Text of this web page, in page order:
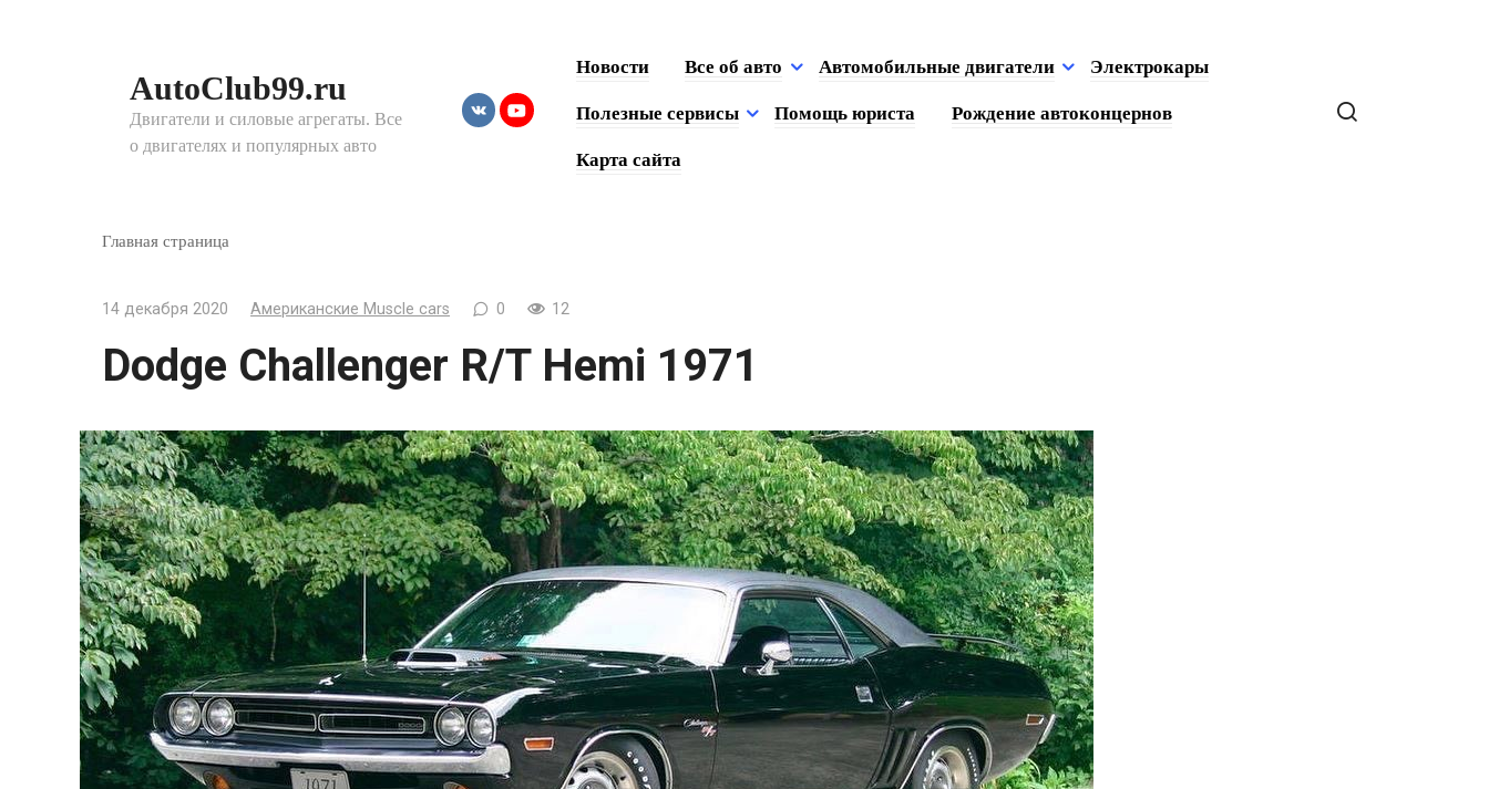
AutoClub99.ru
Двигатели и силовые агрегаты. Все
о двигателях и популярных авто
Новости Все об авто Автомобильные двигатели Электрокары
Полезные сервисы Помощь юриста Рождение автоконцернов
Карта сайта
Главная страница
14 декабря 2020 Американские Muscle cars 0 12
Dodge Challenger R/T Hemi 1971